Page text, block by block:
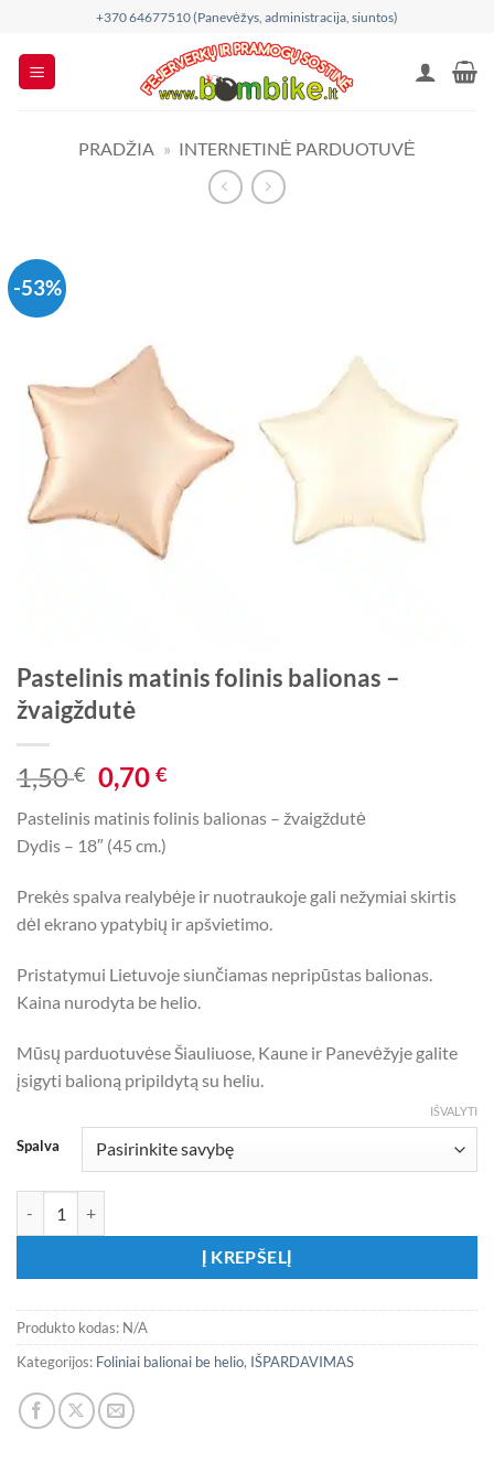
content
+370 64677510 (Panevėžys, administracija, siuntos)
PRADŽIA » INTERNETINĖ PARDUOTUVĖ
-53%
Pastelinis matinis folinis balionas –
žvaigždutė
1,50€ Original
price
was:
1,50 €.
0,70€Current
is:
Pastelinis matinis folinis balionas – žvaigždutė
Dydis – 18″ (45 cm.)
Prekės spalva realybėje ir nuotraukoje gali nežymiai skirtis
dėl ekrano ypatybių ir apšvietimo.
Pristatymui Lietuvoje siunčiamas nepripūstas balionas.
Kaina nurodyta be helio.
Mūsų parduotuvėse Šiauliuose, Kaune ir Panevėžyje galite
įsigyti balioną pripildytą su heliu.
Spalva
IŠVALYTI
Į KREPŠELĮ
Produkto kodas: N/A
Kategorijos: Foliniai balionai be helio, IŠPARDAVIMAS